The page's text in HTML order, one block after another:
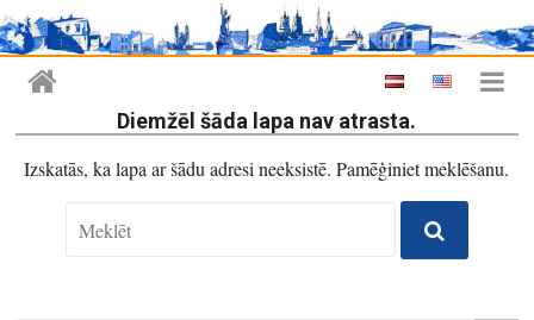
Diemžēl šāda lapa nav atrasta.
Izskatās, ka lapa ar šādu adresi neeksistē. Pamēģiniet meklēšanu.